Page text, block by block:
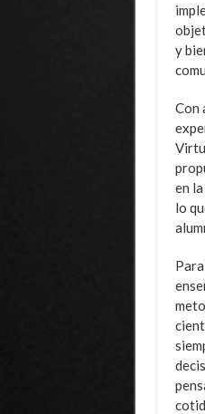
y
Con
en
lo